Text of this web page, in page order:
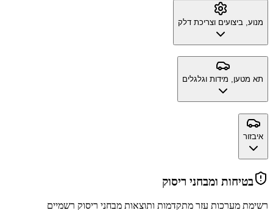
מנוע, ביצועים וצריכת דלק
תא מטען, מידות וגלגלים
איבזור
בטיחות ומבחני ריסוק
רשימת מערכות עזר מתקדמות ותוצאות מבחני ריסוק רשמיים